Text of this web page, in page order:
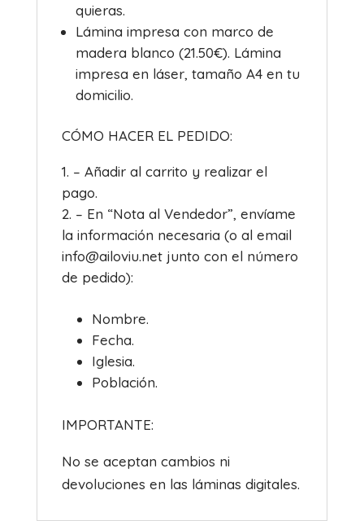
quieras.
Lámina impresa con marco de
madera blanco (21.50€). Lámina
impresa en láser, tamaño A4 en tu
domicilio.
CÓMO HACER EL PEDIDO:
– Añadir al carrito y realizar el
pago.
– En “Nota al Vendedor”, envíame
la información necesaria (o al email
info@ailoviu.net junto con el número
de pedido):
Nombre.
Fecha.
Iglesia.
Población.
IMPORTANTE:
No se aceptan cambios ni
devoluciones en las láminas digitales.